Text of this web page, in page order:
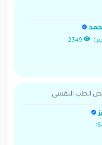
2349
الطب النفسي